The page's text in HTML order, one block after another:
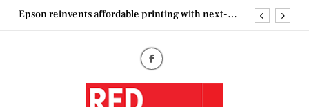
SkipEpson reinvents affordable printing with next-
“See Her Heal – 1,000 Untold Stories” 为马来西亚
妈妈提供分享剖腹产复原历程的空间
Vietjet Thailand Gears Up for Kuala Lumpur–